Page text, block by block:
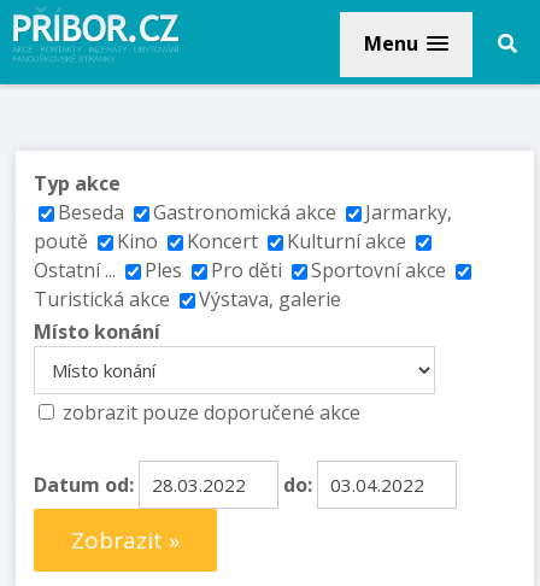
Menu
Typ akce
Beseda
Gastronomická akce
Jarmarky,
poutě
Kino Koncert
Kulturní akce
Ostatní ...
Ples Pro děti
Sportovní akce
Turistická akce
Výstava, galerie
Místo konání
zobrazit pouze doporučené akce
Datum od: do:
Zobrazit »